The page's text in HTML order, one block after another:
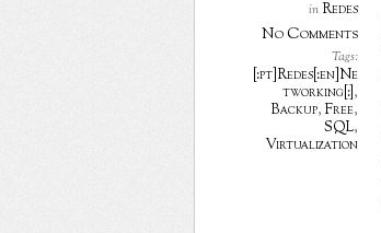
in Redes
No Comments
Tags:
[:pt]Redes[:en]Ne
tworking[:] ,
Backup, Free,
SQL,
Virtualization